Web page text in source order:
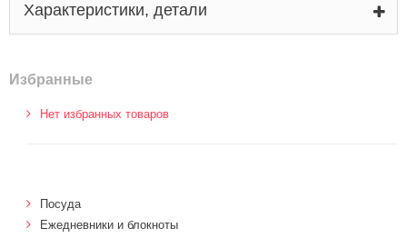
Характеристики, детали
Избранные
Нет избранных товаров
Посуда
Ежедневники и блокноты